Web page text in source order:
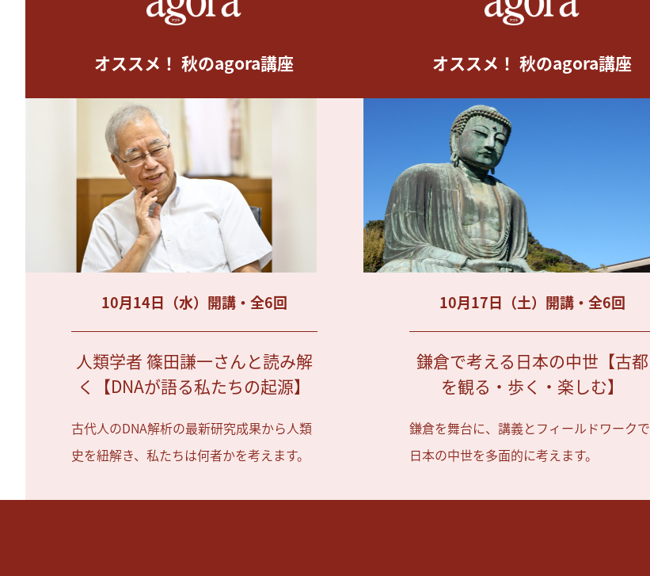
オススメ！ 秋のagora講座
10月14日（水）開講・全6回
人類学者 篠田謙一さんと読み解
く【DNAが語る私たちの起源】
古代人のDNA解析の最新研究成果から人類
史を紐解き、私たちは何者かを考えます。
オススメ！ 秋のagora講座
10月17日（土）開講・全6回
鎌倉で考える日本の中世【古都
を観る・歩く・楽しむ】
鎌倉を舞台に、講義とフィールドワークで
日本の中世を多面的に考えます。